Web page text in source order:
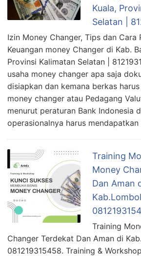
Kuala,
Selatan |
Izin Money Changer, Tips dan Cara
Keuangan money Changer di Kab.
Provinsi Kalimatan Selatan |
usaha money changer apa saja
disiapkan dan kemana berkas
money changer atau Pedagang
menurut peraturan Bank Indonesia
operasionalnya harus
Training
Money
Dan Aman
Training
Changer Terdekat Dan Aman di
081219315458. Training &